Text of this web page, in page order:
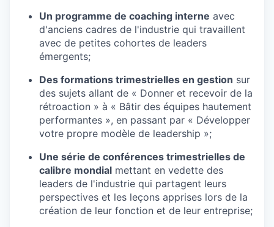
Un programme de coaching interne avec
d'anciens cadres de l'industrie qui travaillent
avec de petites cohortes de leaders
émergents;
Des formations trimestrielles en gestion sur
des sujets allant de « Donner et recevoir de la
rétroaction » à « Bâtir des équipes hautement
performantes », en passant par « Développer
votre propre modèle de leadership »;
Une série de conférences trimestrielles de
calibre mondial mettant en vedette des
leaders de l'industrie qui partagent leurs
perspectives et les leçons apprises lors de la
création de leur fonction et de leur entreprise;